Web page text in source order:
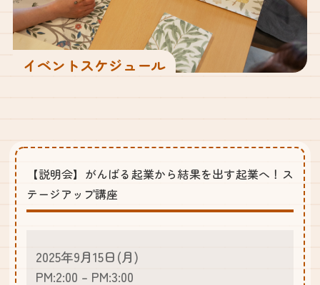
イベントスケジュール
【説明会】がんばる起業から結果を出す起業へ！ス
テージアップ講座
2025年9月15日(月)
PM:2:00 – PM:3:00